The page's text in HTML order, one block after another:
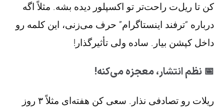
کن تا ریل‌ت راحت‌تر تو اکسپلور دیده بشه. مثلاً اگه
درباره “ترفند اینستاگرام” حرف می‌زنی، این کلمه رو
داخل کپشن بیار. ساده ولی تأثیرگذار!
📅 نظم انتشار، معجزه می‌کنه!
ریلا‌ت رو تصادفی نذار. سعی کن هفته‌ای مثلاً ۳ روز